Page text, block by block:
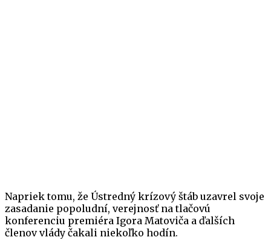
Napriek tomu, že Ústredný krízový štáb uzavrel svoje
zasadanie popoludní, verejnosť na tlačovú
konferenciu premiéra Igora Matoviča a ďalších
členov vlády čakali niekoľko hodín.